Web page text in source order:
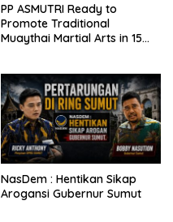
PP ASMUTRI Ready to
Promote Traditional
Muaythai Martial Arts in 15
NasDem : Hentikan Sikap
Arogansi Gubernur Sumut